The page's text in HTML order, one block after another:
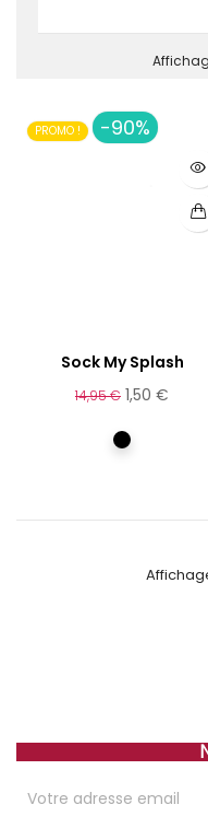
PROMO ! -90%
Sock My Splash
14,95 € 1,50 €
Multicolore